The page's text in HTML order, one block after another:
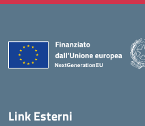
Link Esterni